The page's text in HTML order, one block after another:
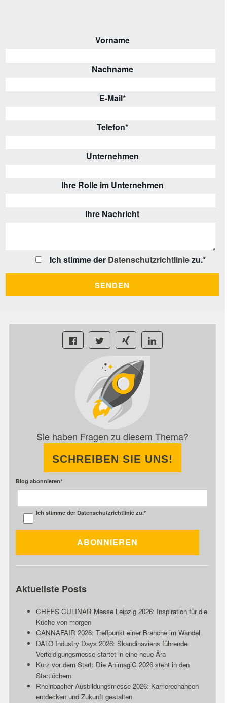
Vorname
Nachname
E-Mail*
Telefon*
Unternehmen
Ihre Rolle im Unternehmen
Ihre Nachricht
Ich stimme der Datenschutzrichtliniezu.*
Sie haben Fragen zu diesem Thema?
SCHREIBEN SIE UNS!
Blog abonnieren*
Ich stimme der Datenschutzrichtlinie zu.*
Aktuellste Posts
CHEFS CULINAR Messe Leipzig 2026: Inspiration für die
Küche von morgen
CANNAFAIR 2026: Treffpunkt einer Branche im Wandel
DALO Industry Days 2026: Skandinaviens führende
Verteidigungsmesse startet in eine neue Ära
Kurz vor dem Start: Die AnimagiC 2026 steht in den
Startlöchern
Rheinbacher Ausbildungsmesse 2026: Karrierechancen
entdecken und Zukunft gestalten